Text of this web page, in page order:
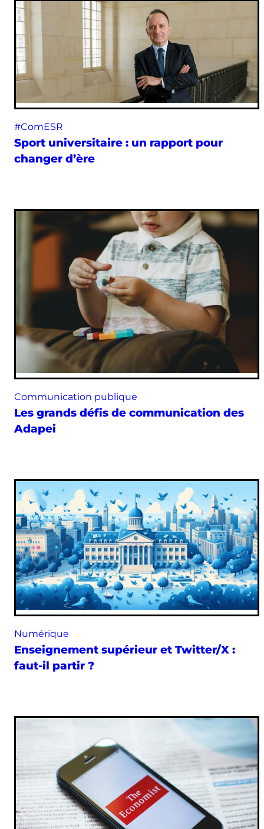
#ComESR
Sport universitaire : un rapport pour
changer d’ère
Communication publique
Les grands défis de communication des
Adapei
Numérique
Enseignement supérieur et Twitter/X :
faut-il partir ?